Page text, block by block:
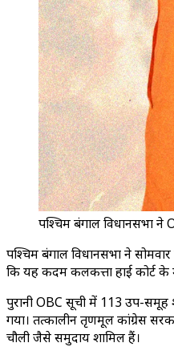
पश्चिम बंगाल विधानसभा
पश्चिम बंगाल विधानसभा ने
कि यह कदम कलकत्ता हाई कोर्ट
पुरानी OBC सूची में 113 उप-समूह
गया। तत्कालीन तृणमूल कांग्रेस
चौदुली जैसे समुदाय शामिल हैं।